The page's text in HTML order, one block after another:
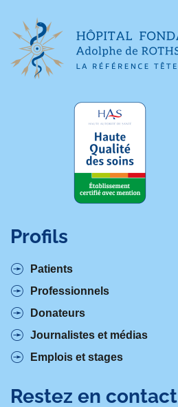
Profils
Patients
Professionnels
Donateurs
Journalistes et médias
Emplois et stages
Restez en contact